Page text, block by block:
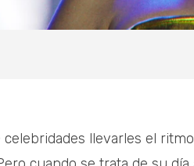
llevarles el